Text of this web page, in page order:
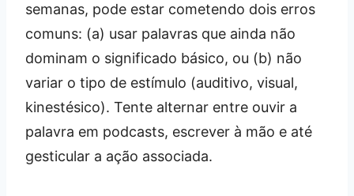
semanas, pode estar cometendo dois erros
comuns: (a) usar palavras que ainda não
dominam o significado básico, ou (b) não
variar o tipo de estímulo (auditivo, visual,
kinestésico). Tente alternar entre ouvir a
palavra em podcasts, escrever à mão e até
gesticular a ação associada.